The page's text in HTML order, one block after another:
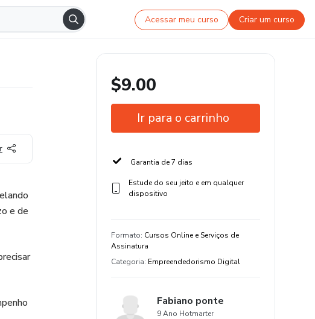
Acessar meu curso Criar um curso
e de
$9.00
Ir para o carrinho
Garantia de 7 dias
Estude do seu jeito e em qualquer
dispositivo
Formato: Cursos Online e Serviços de
Assinatura
Categoria: Empreendedorismo Digital
Fabiano ponte
9 Ano Hotmarter